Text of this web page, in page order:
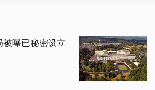
曝已秘密设立